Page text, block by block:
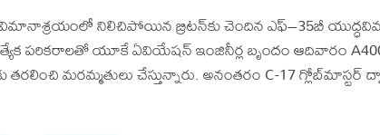
విమానాశ్రయంలో నిలిచిపోయిన బ్రిటన్‌కు చెందిన ఎఫ్‌–35బీ
పరికరాలతో యూకే ఏవియేషన్‌ ఇంజినీర్ల బృందం ఆదివారం
తరలించి మరమ్మతులు చేస్తున్నారు. అనంతరం C-17